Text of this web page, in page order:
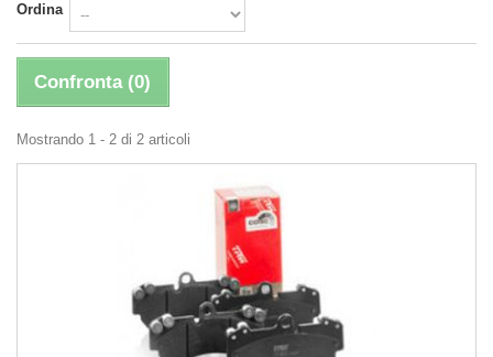
Ordina
Confronta (0)
Mostrando 1 - 2 di 2 articoli